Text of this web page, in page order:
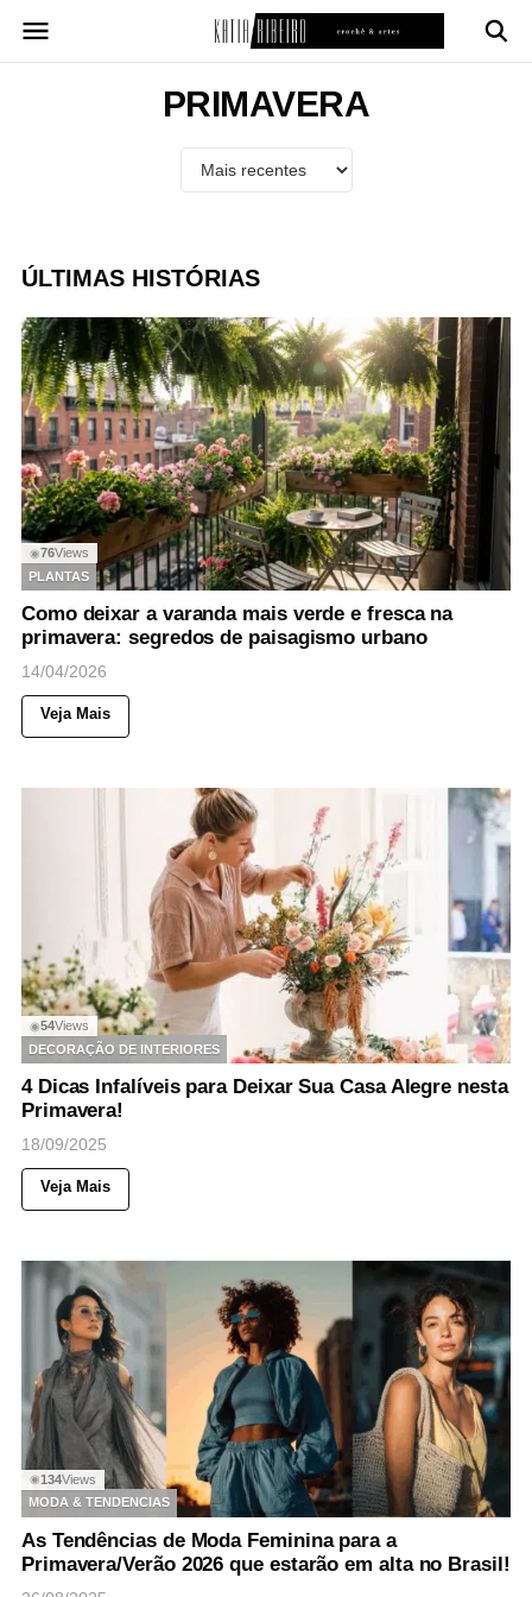
para
PRIMAVERA
ÚLTIMAS HISTÓRIAS
◉76Views
PLANTAS
Como deixar a varanda mais verde e fresca na
primavera: segredos de paisagismo urbano
14/04/2026
Veja Mais
◉54Views
DECORAÇÃO DE INTERIORES
4 Dicas Infalíveis para Deixar Sua Casa Alegre nesta
Primavera!
18/09/2025
Veja Mais
◉134Views
MODA & TENDENCIAS
As Tendências de Moda Feminina para a
Primavera/Verão 2026 que estarão em alta no Brasil!